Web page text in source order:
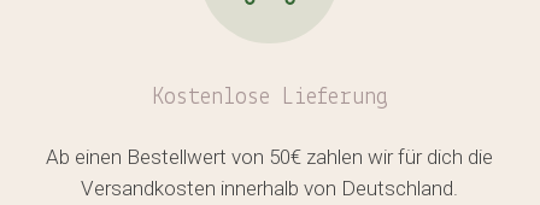
Kostenlose Lieferung
Ab einen Bestellwert von 50€ zahlen wir für dich die
Versandkosten innerhalb von Deutschland.